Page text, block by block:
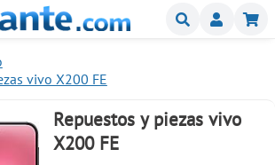
Buscar
vivo X200 FE
Repuestos y piezas vivo
X200 FE